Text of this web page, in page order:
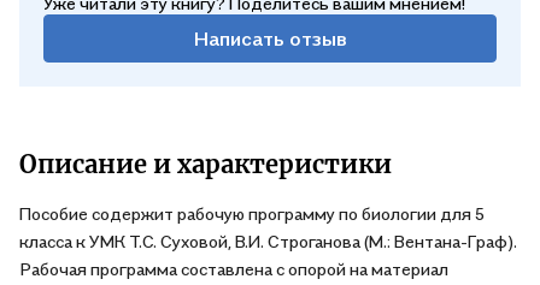
Написать отзыв
Описание и характеристики
Пособие содержит рабочую программу по биологии для 5
класса к УМК Т.С. Суховой, В.И. Строганова (М.: Вентана-Граф).
Рабочая программа составлена с опорой на материал